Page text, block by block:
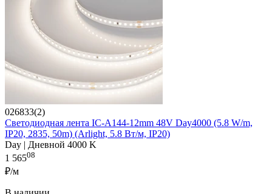
026833(2)
Светодиодная лента IC-A144-12mm 48V Day4000 (5.8 W/m,
IP20, 2835, 50m) (Arlight, 5.8 Вт/м, IP20)
Day | Дневной 4000 K
1 56508
₽/м